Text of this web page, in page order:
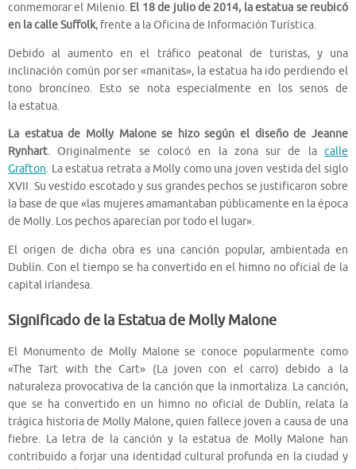
conmemorar el Milenio. El 18 de julio de 2014, la estatua se reubicó
en la calle Suffolk, frente a la Oficina de Información Turística.
Debido al aumento en el tráfico peatonal de turistas, y una
inclinación común por ser «manitas», la estatua ha ido perdiendo el
tono broncíneo. Esto se nota especialmente en los senos de
la estatua.
La estatua de Molly Malone se hizo según el diseño de Jeanne
Rynhart. Originalmente se colocó en la zona sur de la calle
Grafton. La estatua retrata a Molly como una joven vestida del siglo
XVII. Su vestido escotado y sus grandes pechos se justificaron sobre
la base de que «las mujeres amamantaban públicamente en la época
de Molly. Los pechos aparecían por todo el lugar».
El origen de dicha obra es una canción popular, ambientada en
Dublín. Con el tiempo se ha convertido en el himno no oficial de la
capital irlandesa.
Significado de la Estatua de Molly Malone
El Monumento de Molly Malone se conoce popularmente como
«The Tart with the Cart» (La joven con el carro) debido a la
naturaleza provocativa de la canción que la inmortaliza. La canción,
que se ha convertido en un himno no oficial de Dublín, relata la
trágica historia de Molly Malone, quien fallece joven a causa de una
fiebre. La letra de la canción y la estatua de Molly Malone han
contribuido a forjar una identidad cultural profunda en la ciudad y